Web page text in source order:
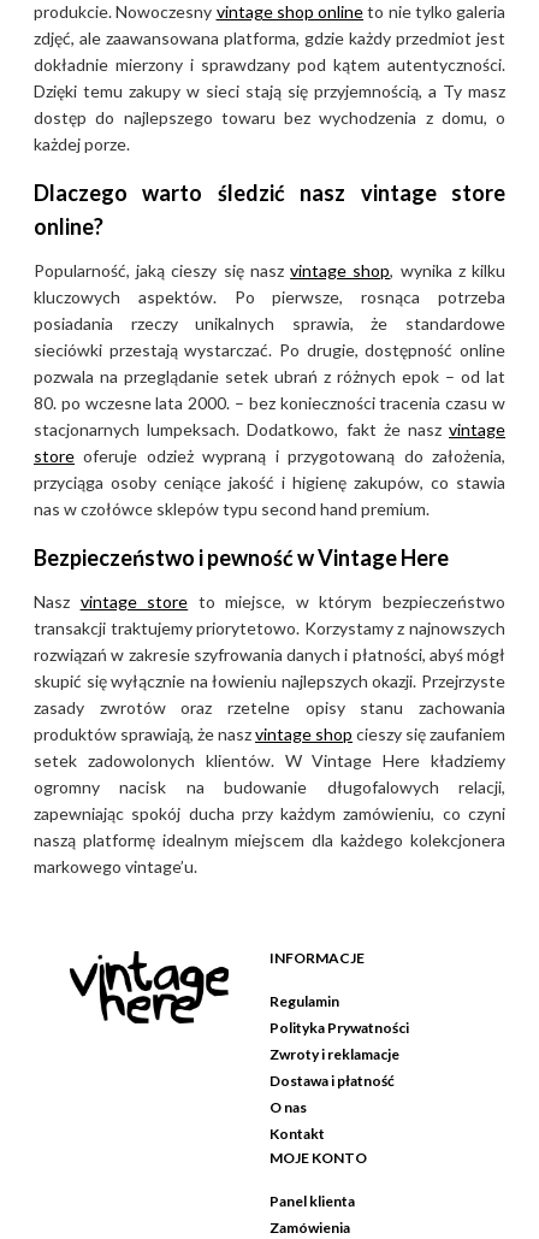
produkcie. Nowoczesny vintage shop onlineto nie tylko galeria
zdjęć, ale zaawansowana platforma, gdzie każdy przedmiot jest
dokładnie mierzony i sprawdzany pod kątem autentyczności.
Dzięki temu zakupy w sieci stają się przyjemnością, a Ty masz
dostęp do najlepszego towaru bez wychodzenia z domu, o
każdej porze.
Dlaczego warto śledzić nasz vintage store
online?
Popularność, jaką cieszy się naszvintage shop, wynika z kilku
kluczowych aspektów. Po pierwsze, rosnąca potrzeba
posiadania rzeczy unikalnych sprawia, że standardowe
sieciówki przestają wystarczać. Po drugie, dostępność online
pozwala na przeglądanie setek ubrań z różnych epok – od lat
80. po wczesne lata 2000. – bez konieczności tracenia czasu w
stacjonarnych lumpeksach. Dodatkowo, fakt że nasz vintage
store oferuje odzież wypraną i przygotowaną do założenia,
przyciąga osoby ceniące jakość i higienę zakupów, co stawia
nas w czołówce sklepów typu second hand premium.
Bezpieczeństwo i pewność w Vintage Here
Nasz vintage store to miejsce, w którym bezpieczeństwo
transakcji traktujemy priorytetowo. Korzystamy z najnowszych
rozwiązań w zakresie szyfrowania danych i płatności, abyś mógł
skupić się wyłącznie na łowieniu najlepszych okazji. Przejrzyste
zasady zwrotów oraz rzetelne opisy stanu zachowania
produktów sprawiają, że naszvintage shop cieszy się zaufaniem
setek zadowolonych klientów. W Vintage Here kładziemy
ogromny nacisk na budowanie długofalowych relacji,
zapewniając spokój ducha przy każdym zamówieniu, co czyni
naszą platformę idealnym miejscem dla każdego kolekcjonera
markowego vintage’u.
INFORMACJE
Regulamin
Polityka Prywatności
Zwroty i reklamacje
Dostawa i płatność
O nas
Kontakt
MOJE KONTO
Panel klienta
Zamówienia